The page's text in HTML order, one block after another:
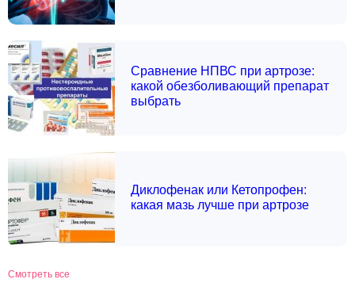
Сравнение НПВС при артрозе:
какой обезболивающий препарат
выбрать
Диклофенак или Кетопрофен:
какая мазь лучше при артрозе
Смотреть все